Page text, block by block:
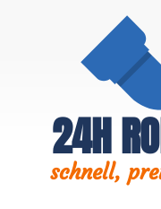
24H
schnell,